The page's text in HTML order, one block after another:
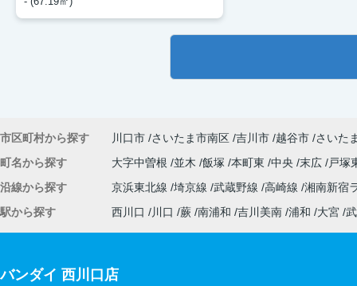
市区町村から探す 川口市 さいたま市南区 吉川市 越谷市
さいた
町名から探す
大字中曽根 並木 飯塚 本町東 中央 末広
戸塚
沿線から探す
京浜東北線 埼京線 武蔵野線 高崎線 湘南新宿
駅から探す
西川口 川口 蕨 南浦和 吉川美南 浦和 大宮
バンダイ 西川口店